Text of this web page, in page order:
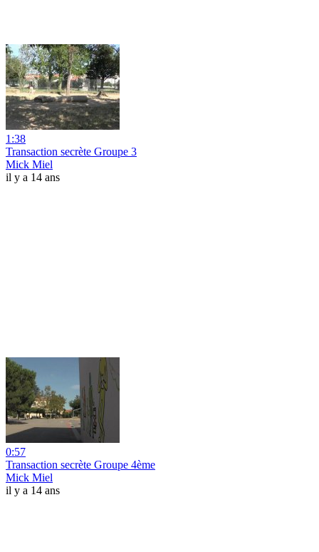
1:38
Transaction secrète Groupe 3
Mick Miel
il y a 14 ans
0:57
Transaction secrète Groupe 4ème
Mick Miel
il y a 14 ans